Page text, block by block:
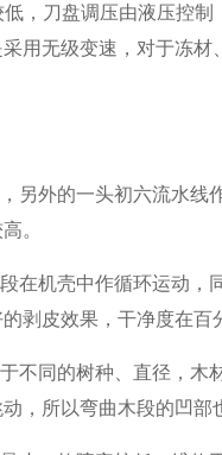
，刀盘调压由液压控
用无级变速，对于冻
另外的一头初六流水线
。
在机壳中作循环运动，
剥皮效果，干净度在百
不同的树种、直径，木
，所以弯曲木段的凹部